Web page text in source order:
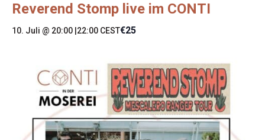
Reverend Stomp live im CONTI
10. Juli @ 20:00 |22:00 CEST€25